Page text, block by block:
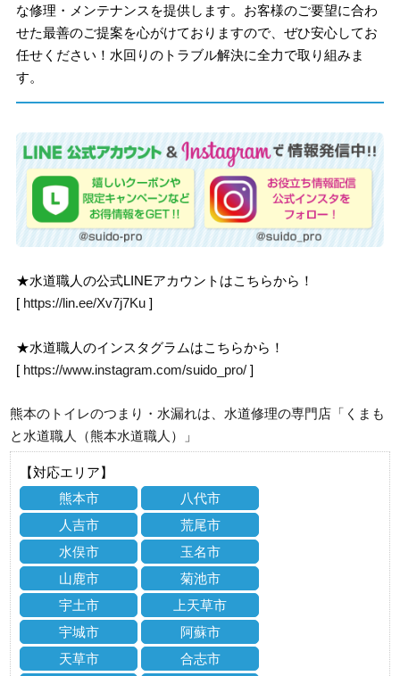
な修理・メンテナンスを提供します。お客様のご要望に合わ
せた最善のご提案を心がけておりますので、ぜひ安心してお
任せください！水回りのトラブル解決に全力で取り組みま
す。
★水道職人の公式LINEアカウントはこちらから！
[ https://lin.ee/Xv7j7Ku ]
★水道職人のインスタグラムはこちらから！
[ https://www.instagram.com/suido_pro/ ]
熊本のトイレのつまり・水漏れは、水道修理の専門店「くまも
と水道職人（熊本水道職人）」
【対応エリア】
熊本市
八代市
人吉市
荒尾市
水俣市
玉名市
山鹿市
菊池市
宇土市
上天草市
宇城市
阿蘇市
天草市
合志市